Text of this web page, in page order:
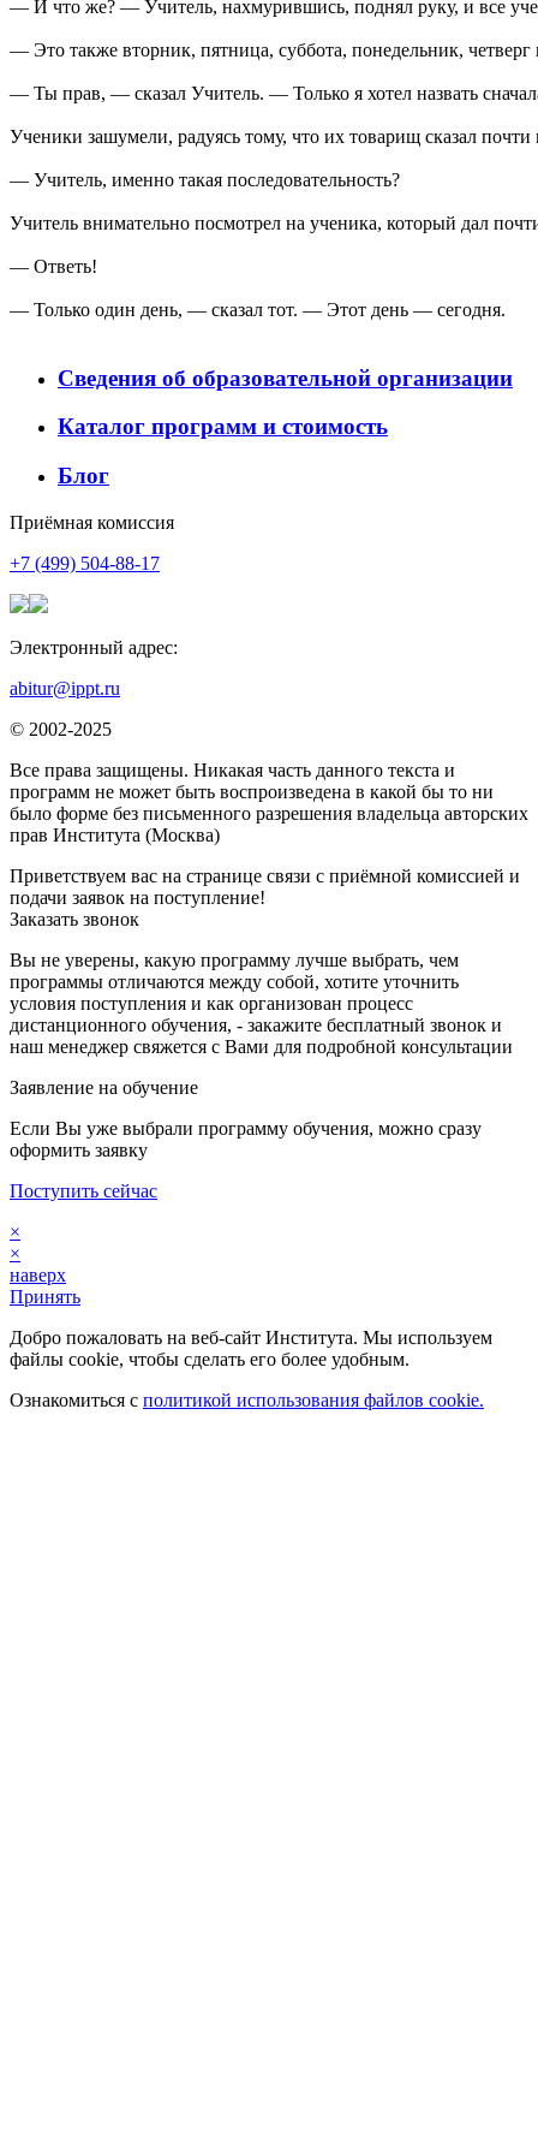
— И что же? — Учитель, нахмурившись, поднял руку, и все
— Это также вторник, пятница, суббота, понедельник, четверг
— Ты прав, — сказал Учитель. — Только я хотел назвать
Ученики зашумели, радуясь тому, что их товарищ сказал
— Учитель, именно такая последовательность?
Учитель внимательно посмотрел на ученика, который дал
— Ответь!
— Только один день, — сказал тот. — Этот день — сегодня.
Сведения об образовательной организации
Каталог программ и стоимость
Блог
Приёмная комиссия
+7 (499) 504-88-17
Электронный адрес:
abitur@ippt.ru
© 2002-2025
Все права защищены. Никакая часть данного текста и
программ не может быть воспроизведена в какой бы то ни
было форме без письменного разрешения владельца авторских
прав Института (Москва)
Приветствуем вас на странице связи с приёмной комиссией и
подачи заявок на поступление!
Заказать звонок
Вы не уверены, какую программу лучше выбрать, чем
программы отличаются между собой, хотите уточнить
условия поступления и как организован процесс
дистанционного обучения, - закажите бесплатный звонок и
наш менеджер свяжется с Вами для подробной консультации
Заявление на обучение
Если Вы уже выбрали программу обучения, можно сразу
оформить заявку
Поступить сейчас
×
×
наверх
Принять
Добро пожаловать на веб-сайт Института. Мы используем
файлы cookie, чтобы сделать его более удобным.
Ознакомиться с политикой использования файлов cookie.